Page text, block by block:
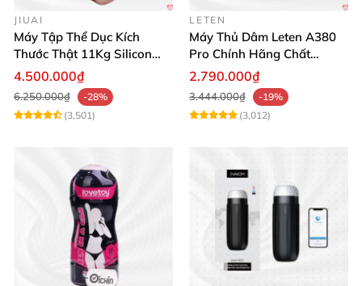
JIUAI
Máy Tập Thể Dục Kích
Thước Thật 11Kg Silicon
Cao Cấp Nhật Bản
4.500.000₫
6.250.000₫
-28%
(3,501)
LETEN
Máy Thủ Dâm Leten A380
Pro Chính Hãng Chất
Lượng Cao
2.790.000₫
3.444.000₫
-19%
(3,012)